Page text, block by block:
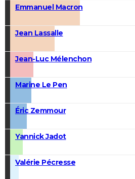
Emmanuel Macron
Jean Lassalle
Jean-Luc Mélenchon
Marine Le Pen
Éric Zemmour
Yannick Jadot
Valérie Pécresse